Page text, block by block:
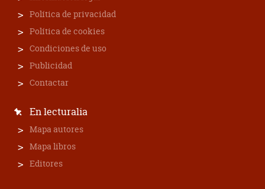
Política de privacidad
Política de cookies
Condiciones de uso
Publicidad
Contactar
En lecturalia
Mapa autores
Mapa libros
Editores